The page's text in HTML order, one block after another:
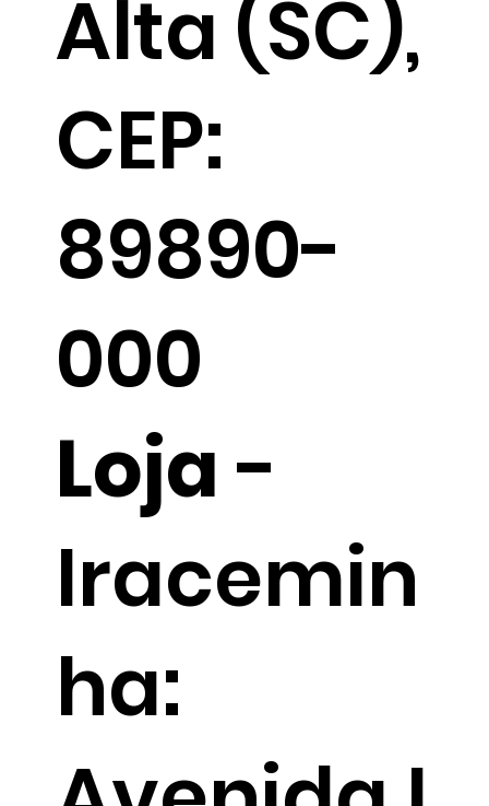
Alta (SC),
CEP:
89890-
000
Loja-
Iracemin
ha: